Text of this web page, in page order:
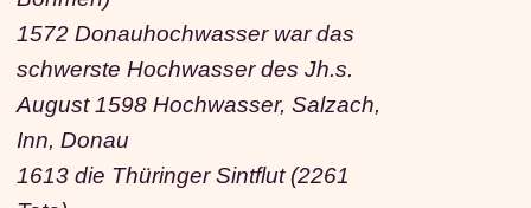
1572 Donauhochwasser war das
schwerste Hochwasser des Jh.s.
August 1598 Hochwasser, Salzach,
Inn, Donau
1613 die Thüringer Sintflut (2261